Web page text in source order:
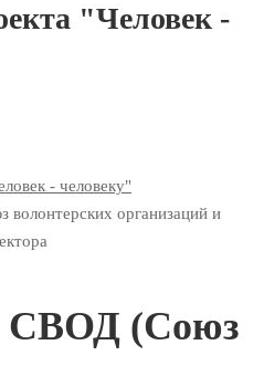
"Человек -
- человеку"
организаций и
СВОД (Союз